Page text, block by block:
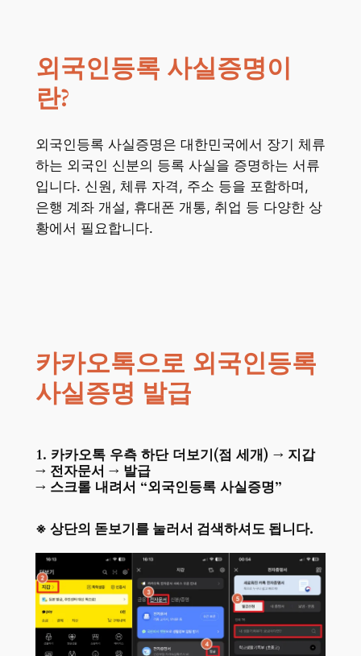
외국인등록 사실증명이
란?
외국인등록 사실증명은 대한민국에서 장기 체류
하는 외국인 신분의 등록 사실을 증명하는 서류
입니다. 신원, 체류 자격, 주소 등을 포함하며,
은행 계좌 개설, 휴대폰 개통, 취업 등 다양한 상
황에서 필요합니다.
카카오톡으로 외국인등록
사실증명 발급
1. 카카오톡 우측 하단 더보기(점 세개) → 지갑
→ 전자문서 → 발급
→ 스크롤 내려서 “외국인등록 사실증명”
※ 상단의 돋보기를 눌러서 검색하셔도 됩니다.